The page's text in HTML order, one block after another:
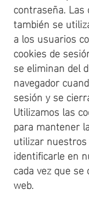
contraseña.
también se
a los usuarios
cookies de
se eliminan del
navegador
sesión y se
Utilizamos las
para mantener
utilizar
identificarle en
cada vez que
web.